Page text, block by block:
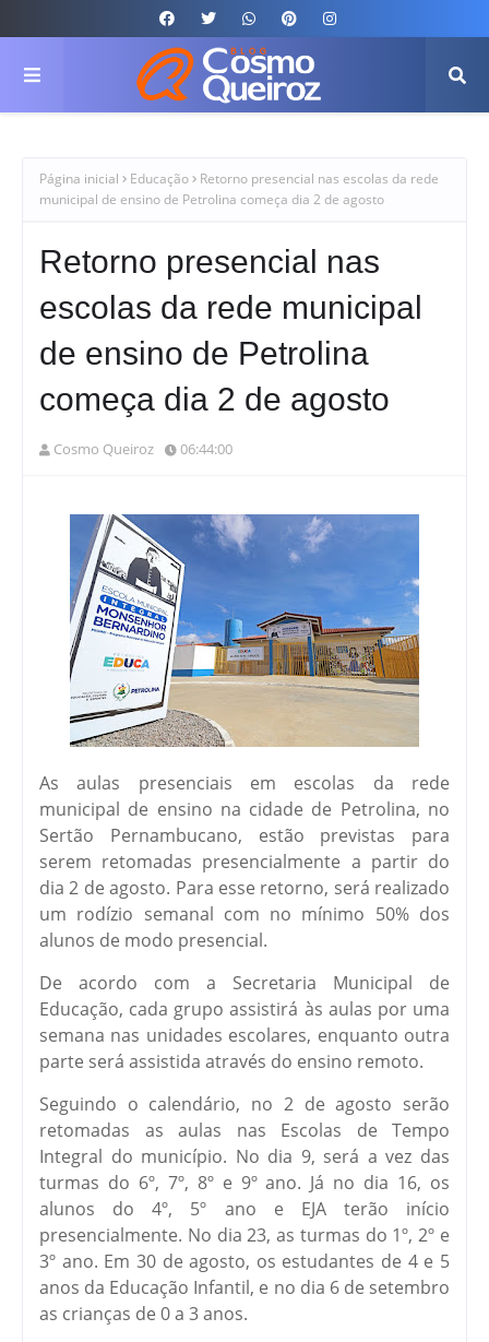
Página inicial Educação
Retorno presencial nas escolas da rede
municipal de ensino de Petrolina começa dia 2 de agosto
Retorno presencial nas
escolas da rede municipal
de ensino de Petrolina
começa dia 2 de agosto
Cosmo Queiroz 06:44:00
As aulas presenciais em escolas da rede
municipal de ensino na cidade de Petrolina, no
Sertão Pernambucano, estão previstas para
serem retomadas presencialmente a partir do
dia 2 de agosto. Para esse retorno, será realizado
um rodízio semanal com no mínimo 50% dos
alunos de modo presencial.
De acordo com a Secretaria Municipal de
Educação, cada grupo assistirá às aulas por uma
semana nas unidades escolares, enquanto outra
parte será assistida através do ensino remoto.
Seguindo o calendário, no 2 de agosto serão
retomadas as aulas nas Escolas de Tempo
Integral do município. No dia 9, será a vez das
turmas do 6º, 7º, 8º e 9º ano. Já no dia 16, os
alunos do 4º, 5º ano e EJA terão início
presencialmente. No dia 23, as turmas do 1º, 2º e
3º ano. Em 30 de agosto, os estudantes de 4 e 5
anos da Educação Infantil, e no dia 6 de setembro
as crianças de 0 a 3 anos.